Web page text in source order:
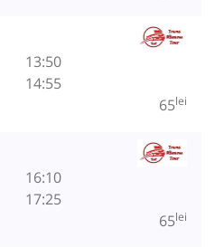
13:50
14:55
65lei
16:10
17:25
65lei